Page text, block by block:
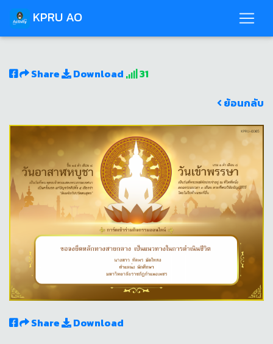
KPRU AO
Share Download
31
ย้อนกลับ
Share
Download